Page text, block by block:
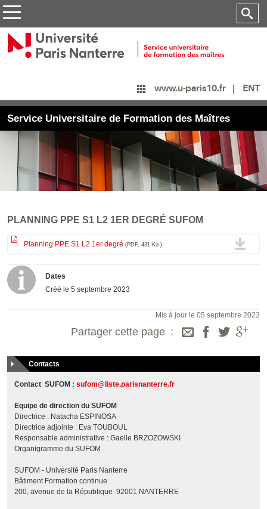
www.u-paris10.fr ENT
Service Universitaire de Formation des Maîtres
PLANNING PPE S1 L2 1ER DEGRÉ SUFOM
Planning PPE S1 L2 1er degré (PDF, 431 Ko )
Dates
Créé le 5 septembre 2023
Mis à jour le 05 septembre 2023
Partager cette page
Contacts
Contact SUFOM : sufom@liste.parisnanterre.fr
Equipe de direction du SUFOM
Directrice : Natacha ESPINOSA
Directrice adjointe : Eva TOUBOUL
Responsable administrative : Gaelle BRZOZOWSKI
Organigramme du SUFOM
SUFOM - Université Paris Nanterre
Bâtiment Formation continue
200, avenue de la République 92001 NANTERRE